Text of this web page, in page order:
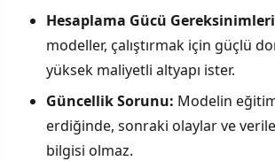
Hesaplama Gücü
modeller, çalıştırmak için güçlü
yüksek maliyetli altyapı ister.
Güncellik Sorunu: Modelin
erdiğinde, sonraki olaylar ve
bilgisi olmaz.